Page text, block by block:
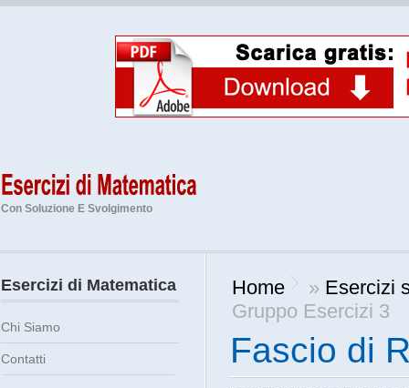
Con Soluzione E Svolgimento
Home » Esercizi
Gruppo Esercizi 3
Fascio di
Esercizi di Matematica
Chi Siamo
Contatti